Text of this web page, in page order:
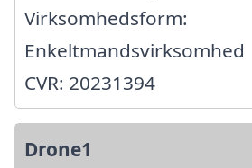
Virksomhedsform:
Enkeltmandsvirksomhed
CVR: 20231394
Drone1